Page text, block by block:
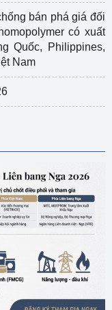
bán phá giá đối
có xuất
Quốc, Philippines,
Nam